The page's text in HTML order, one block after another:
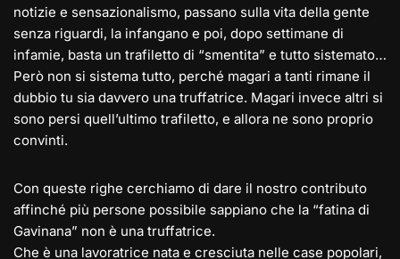
notizie e sensazionalismo, passano sulla vita della gente
senza riguardi, la infangano e poi, dopo settimane di
infamie, basta un trafiletto di “smentita” e tutto sistemato…
Però non si sistema tutto, perché magari a tanti rimane il
dubbio tu sia davvero una truffatrice. Magari invece altri si
sono persi quell’ultimo trafiletto, e allora ne sono proprio
convinti.
Con queste righe cerchiamo di dare il nostro contributo
affinché più persone possibile sappiano che la “fatina di
Gavinana” non è una truffatrice.
Che è una lavoratrice nata e cresciuta nelle case popolari,